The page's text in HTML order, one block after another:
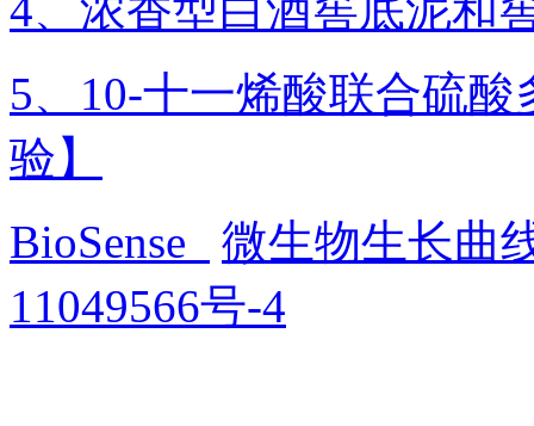
5、10-十一烯酸联合硫
验】
BioSense
微生物生长曲
11049566号-4